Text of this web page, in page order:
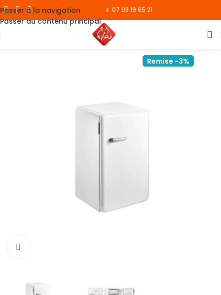
Passer à la navigation
Passer au contenu principal
📱 07 03 19 65 21
Remise -3%